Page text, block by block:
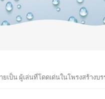
ป็น ผู้เล่นที่โดดเด่นในโพรงสร้างบ